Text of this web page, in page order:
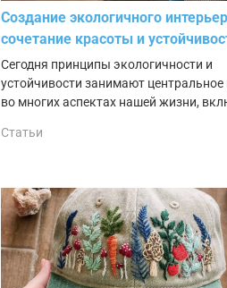
Создание экологичного
сочетание красоты и
Сегодня принципы экологичности и
устойчивости занимают центральное
во многих аспектах нашей жизни,
Статьи